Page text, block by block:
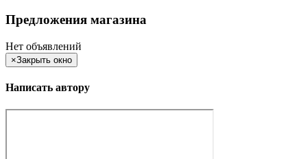
Предложения магазина
Нет объявлений
×Закрыть окно
Написать автору